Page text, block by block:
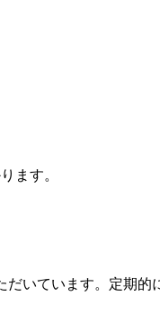
ます。
いています。定期的